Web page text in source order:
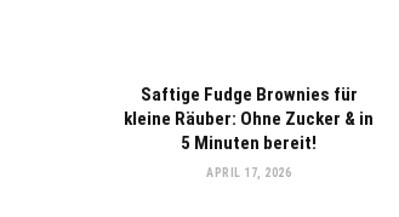
Saftige Fudge Brownies für
kleine Räuber: Ohne Zucker & in
5 Minuten bereit!
APRIL 17, 2026